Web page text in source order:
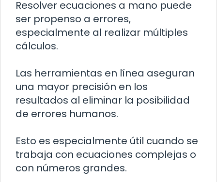
Resolver ecuaciones a mano puede
ser propenso a errores,
especialmente al realizar múltiples
cálculos.
Las herramientas en línea aseguran
una mayor precisión en los
resultados al eliminar la posibilidad
de errores humanos.
Esto es especialmente útil cuando se
trabaja con ecuaciones complejas o
con números grandes.